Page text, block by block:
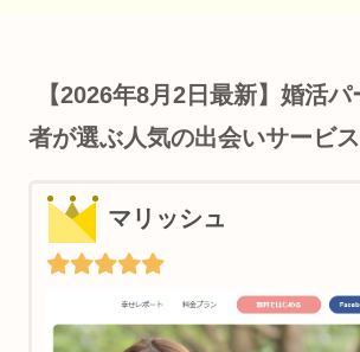
【2026年8月2日最新】婚活
者が選ぶ人気の出会いサービ
マリッシュ